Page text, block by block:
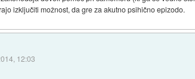
izključiti možnost, da gre za akutno psihično epizodo.
12:03